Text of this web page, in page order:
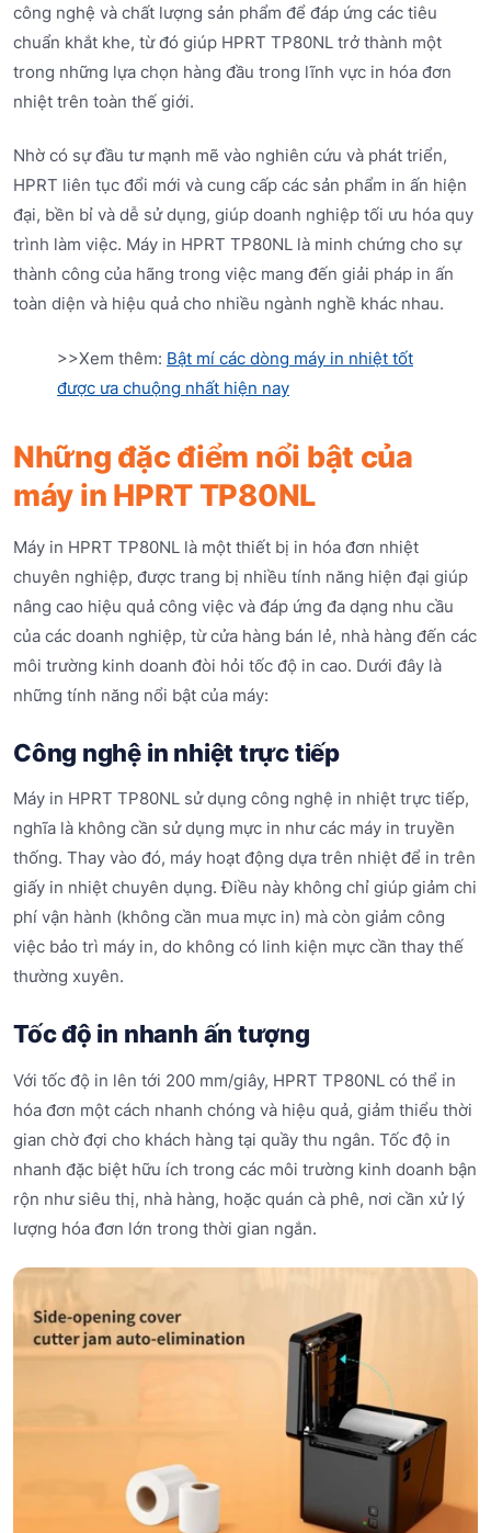
công nghệ và chất lượng sản phẩm để đáp ứng các tiêu
chuẩn khắt khe, từ đó giúp HPRT TP80NL trở thành một
trong những lựa chọn hàng đầu trong lĩnh vực in hóa đơn
nhiệt trên toàn thế giới.
Nhờ có sự đầu tư mạnh mẽ vào nghiên cứu và phát triển,
HPRT liên tục đổi mới và cung cấp các sản phẩm in ấn hiện
đại, bền bỉ và dễ sử dụng, giúp doanh nghiệp tối ưu hóa quy
trình làm việc. Máy in HPRT TP80NL là minh chứng cho sự
thành công của hãng trong việc mang đến giải pháp in ấn
toàn diện và hiệu quả cho nhiều ngành nghề khác nhau.
>>Xem thêm: Bật mí các dòng máy in nhiệt tốt
được ưa chuộng nhất hiện nay
Những đặc điểm nổi bật của
máy in HPRT TP80NL
Máy in HPRT TP80NL là một thiết bị in hóa đơn nhiệt
chuyên nghiệp, được trang bị nhiều tính năng hiện đại giúp
nâng cao hiệu quả công việc và đáp ứng đa dạng nhu cầu
của các doanh nghiệp, từ cửa hàng bán lẻ, nhà hàng đến các
môi trường kinh doanh đòi hỏi tốc độ in cao. Dưới đây là
những tính năng nổi bật của máy:
Công nghệ in nhiệt trực tiếp
Máy in HPRT TP80NL sử dụng công nghệ in nhiệt trực tiếp,
nghĩa là không cần sử dụng mực in như các máy in truyền
thống. Thay vào đó, máy hoạt động dựa trên nhiệt để in trên
giấy in nhiệt chuyên dụng. Điều này không chỉ giúp giảm chi
phí vận hành (không cần mua mực in) mà còn giảm công
việc bảo trì máy in, do không có linh kiện mực cần thay thế
thường xuyên.
Tốc độ in nhanh ấn tượng
Với tốc độ in lên tới 200 mm/giây, HPRT TP80NL có thể in
hóa đơn một cách nhanh chóng và hiệu quả, giảm thiểu thời
gian chờ đợi cho khách hàng tại quầy thu ngân. Tốc độ in
nhanh đặc biệt hữu ích trong các môi trường kinh doanh bận
rộn như siêu thị, nhà hàng, hoặc quán cà phê, nơi cần xử lý
lượng hóa đơn lớn trong thời gian ngắn.